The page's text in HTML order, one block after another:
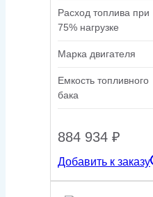
Расход топлива при
75% нагрузке
Марка двигателя
Емкость топливного
бака
884 934 ₽
Добавить к заказу